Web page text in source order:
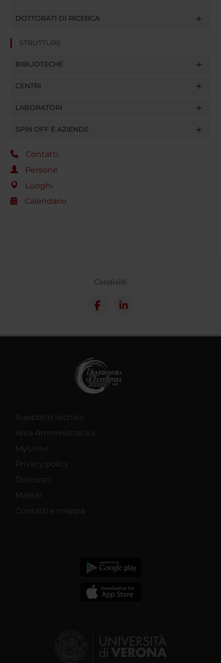
DOTTORATI DI RICERCA
STRUTTURE
BIBLIOTECHE
CENTRI
LABORATORI
SPIN OFF E AZIENDE
Contatti
Persone
Luoghi
Calendario
Condividi
Supporto tecnico
Area Amministrativa
MyUnivr
Privacy policy
Dottorati
Master
Contatti e mappa